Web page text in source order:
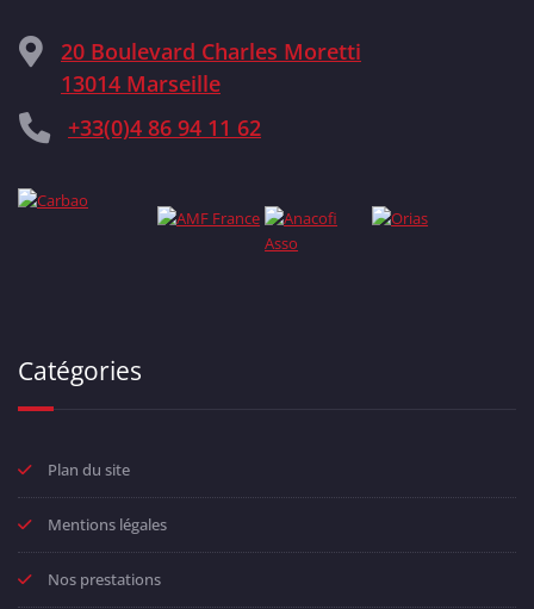
20 Boulevard Charles Moretti
13014 Marseille
+33(0)4 86 94 11 62
Catégories
Plan du site
Mentions légales
Nos prestations